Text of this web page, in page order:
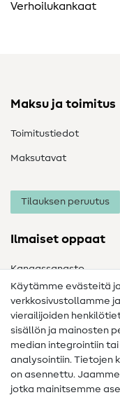
Verhoilukankaat
Maksu ja toimitus
Toimitustiedot
Maksutavat
Tilauksen peruutus
Ilmaiset oppaat
Kangassanasto
Ompelusanasto
Ompeluohjeet
Apua ja
Yhteystiedot
Käytämme evästeitä
verkkosivustollamme
vierailijoiden
sisällön ja mainosten
median integrointiin
analysointiin. Tietojen
on asennettu.
jotka mainitsemme